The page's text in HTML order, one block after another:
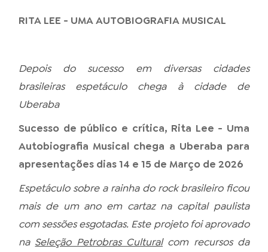
RITA LEE - UMA AUTOBIOGRAFIA MUSICAL
Depois do sucesso em diversas cidades
brasileiras espetáculo chega à cidade de
Uberaba
Sucesso de público e crítica, Rita Lee - Uma
Autobiografia Musical chega a Uberaba para
apresentações dias 14 e 15 de Março de 2026
Espetáculo sobre a rainha do rock brasileiro ficou
mais de um ano em cartaz na capital paulista
com sessões esgotadas. Este projeto foi aprovado
na Seleção Petrobras Culturalcom recursos da